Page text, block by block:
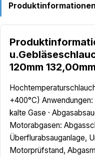
Produktinformationen
120mm
+400°C)
kalte Gase ·
Motorabgasen:
Überflurabsauganlage,
Motorprüfstand,